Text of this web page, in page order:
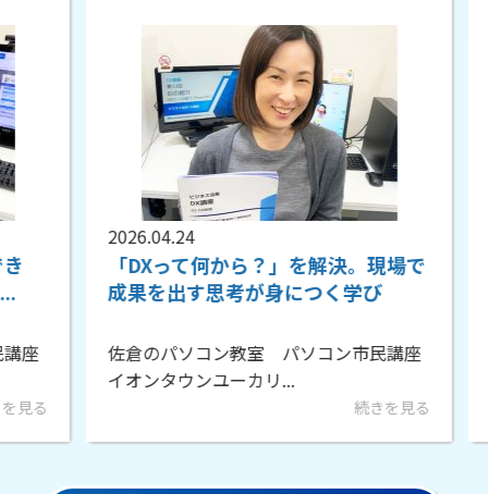
る
「DXって何から？」を解決。現場で
成果を出す思考が身につく学び
2026.04.24
佐倉のパソコン教室 パソコン市民講座
イオンタウンユーカリ...
続きを見る